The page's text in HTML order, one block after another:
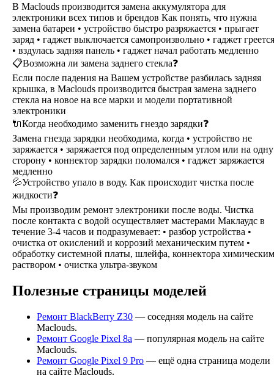
В Maclouds производится замена аккумулятора для
электроники всех типов и брендов Как понять, что нужна
замена батареи • устройство быстро разряжается • прыгает
заряд • гаджет выключается самопроизвольно • гаджет греется
• вздулась задняя панель • гаджет начал работать медленно
📋Возможна ли замена заднего стекла❓
Если после падения на Вашем устройстве разбилась задняя
крышка, в Maclouds производится быстрая замена заднего
стекла на новое на все марки и модели портативной
электроники
🔌Когда необходимо заменить гнездо зарядки❓
Замена гнезда зарядки необходима, когда • устройство не
заряжается • заряжается под определенным углом или на одну
сторону • коннектор зарядки поломался • гаджет заряжается
медленно
💦Устройство упало в воду. Как происходит чистка после
жидкости❓
Мы производим ремонт электроники после воды. Чистка
после контакта с водой осуществляет мастерами Маклаудс в
течение 3-4 часов и подразумевает: • разбор устройства •
очистка от окислений и коррозий механическим путем •
обработку системной платы, шлейфа, коннектора химическим
раствором • очистка ультра-звуком
Полезные страницы моделей
Ремонт BlackBerry Z30 — соседняя модель на сайте
Maclouds.
Ремонт Google Pixel 8a — популярная модель на сайте
Maclouds.
Ремонт Google Pixel 9 Pro — ещё одна страница модели
на сайте Maclouds.